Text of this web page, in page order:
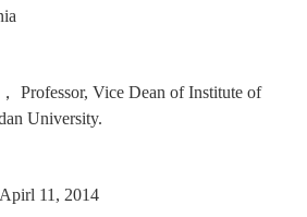
，
Professor, Vice Dean of Institute of
University.
11, 2014